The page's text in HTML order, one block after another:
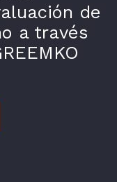
de
a través